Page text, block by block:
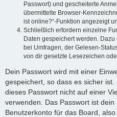
Passwort) und gescheiterte
übermittelte Browser-
ist online?“-Funktion angezeigt
Schließlich erfordern einzelne
Daten gespeichert werden.
bei Umfragen, der Gelesen-
von dir gesetzte Lesezeichen
Dein Passwort wird mit einer
gespeichert, so dass es sicher ist.
dieses Passwort nicht auf einer
verwenden. Das Passwort ist dein
Benutzerkonto für das Board,